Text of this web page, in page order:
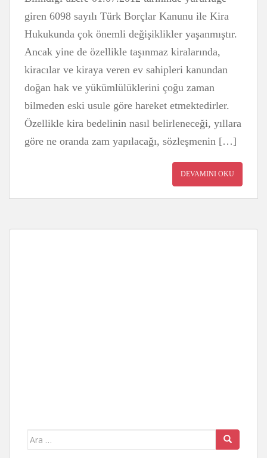
giren 6098 sayılı Türk Borçlar Kanunu ile Kira
Hukukunda çok önemli değişiklikler yaşanmıştır.
Ancak yine de özellikle taşınmaz kiralarında,
kiracılar ve kiraya veren ev sahipleri kanundan
doğan hak ve yükümlülüklerini çoğu zaman
bilmeden eski usule göre hareket etmektedirler.
Özellikle kira bedelinin nasıl belirleneceği, yıllara
göre ne oranda zam yapılacağı, sözleşmenin […]
DEVAMINI OKU
Arama